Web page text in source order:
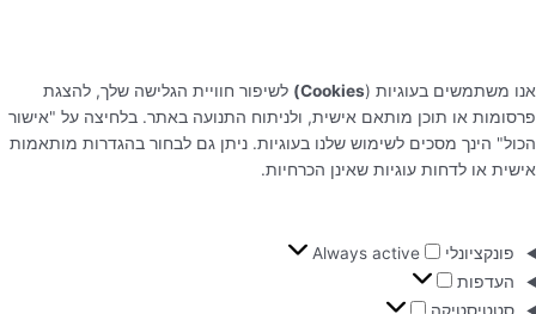
אנו משתמשים בעוגיות (Cookies)
לשיפור חוויית הגלישה שלך, להצגת
פרסומות או תוכן מותאם אישית, ולניתוח התנועה באתר. בלחיצה על "אישור
הכול" הינך מסכים לשימוש שלנו בעוגיות. ניתן גם לבחור בהגדרות מותאמות
אישית או לדחות עוגיות שאינן הכרחיות.
פונקציונלי
Always active
העדפות